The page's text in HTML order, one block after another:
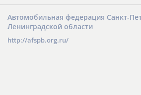
Автомобильная федерация Санкт-
Ленинградской области
http://afspb.org.ru/